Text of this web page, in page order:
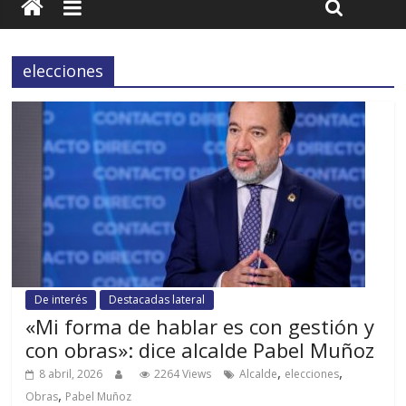
elecciones
De interés Destacadas lateral
«Mi forma de hablar es con gestión y
con obras»: dice alcalde Pabel Muñoz
8 abril, 2026 2264 Views Alcalde, elecciones,
Obras, Pabel Muñoz